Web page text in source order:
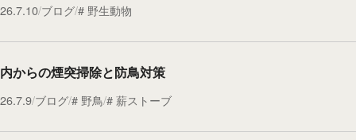
ブログ 野生動物
からの煙突掃除と防鳥対策
ブログ 野鳥 薪ストーブ